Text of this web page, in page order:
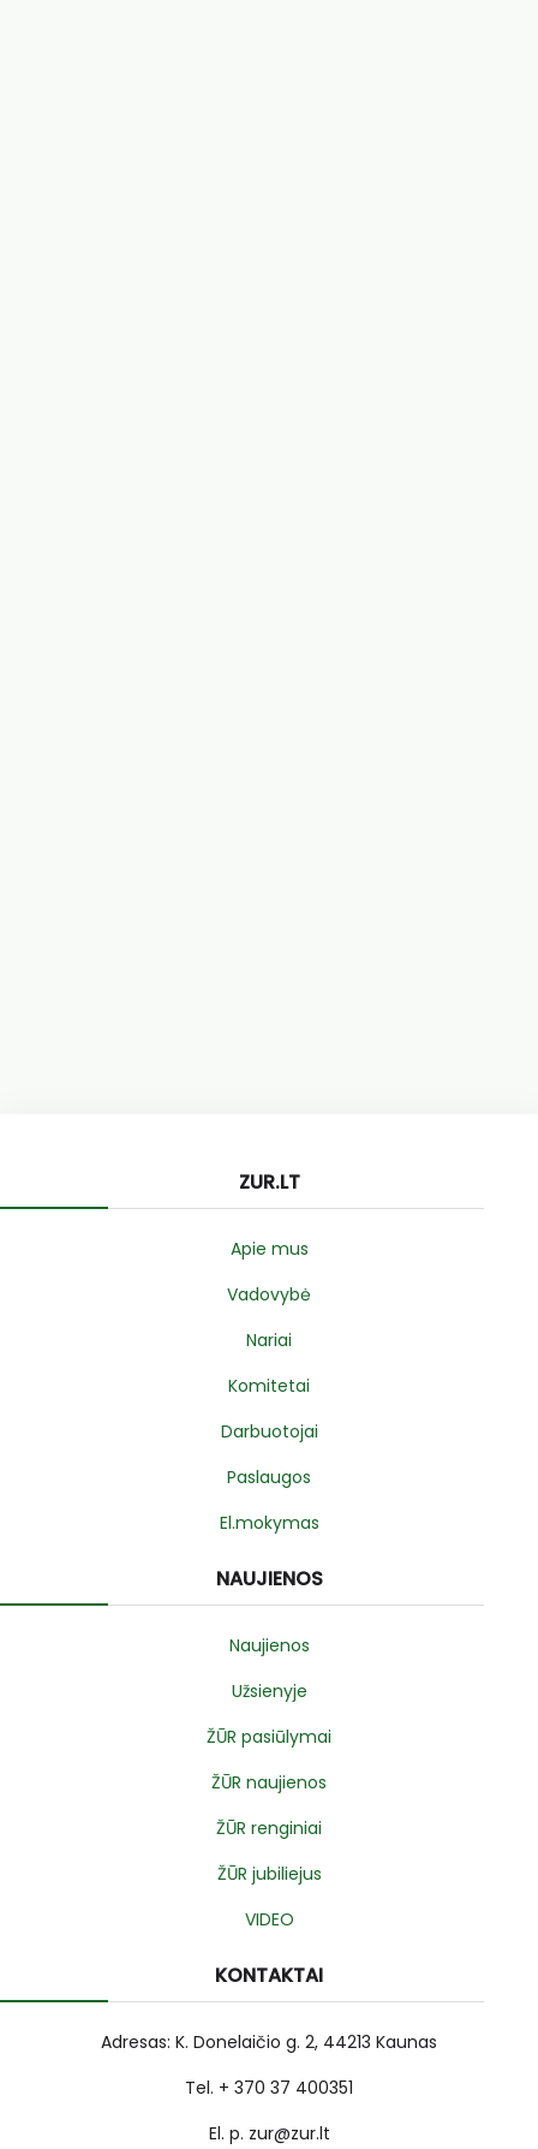
ZUR.LT
Apie mus
Vadovybė
Nariai
Komitetai
Darbuotojai
Paslaugos
El.mokymas
NAUJIENOS
Naujienos
Užsienyje
ŽŪR pasiūlymai
ŽŪR naujienos
ŽŪR renginiai
ŽŪR jubiliejus
VIDEO
KONTAKTAI
Adresas: K. Donelaičio g. 2, 44213 Kaunas
Tel. + 370 37 400351
El. p. zur@zur.lt